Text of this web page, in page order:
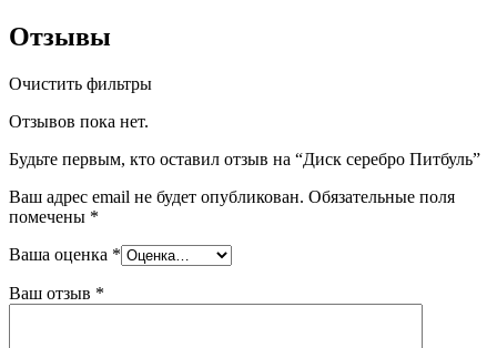
Отзывы
Очистить фильтры
Отзывов пока нет.
Будьте первым, кто оставил отзыв на “Диск серебро Питбуль”
Ваш адрес email не будет опубликован. Обязательные поля
помечены *
Ваша оценка *
Ваш отзыв *